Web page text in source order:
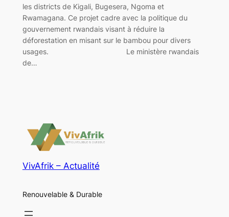
les districts de Kigali, Bugesera, Ngoma et
Rwamagana. Ce projet cadre avec la politique du
gouvernement rwandais visant à réduire la
déforestation en misant sur le bambou pour divers
usages. Le ministère rwandais
de…
VivAfrik – Actualité
Renouvelable & Durable